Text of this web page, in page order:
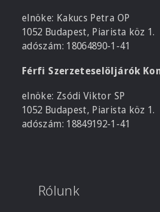
elnöke: Kakucs Petra OP
1052 Budapest, Piarista köz 1.
adószám: 18064890-1-41
Férfi Szerzeteselöljárók
elnöke: Zsódi Viktor SP
1052 Budapest, Piarista köz 1.
adószám: 18849192-1-41
Rólunk